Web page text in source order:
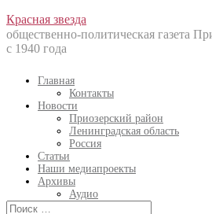
Перейти
к
содержанию
Красная звезда
общественно-политическая газета
с 1940 года
Главная
Контакты
Новости
Приозерский район
Ленинградская область
Россия
Статьи
Наши медиапроекты
Архивы
Аудио
Искать: